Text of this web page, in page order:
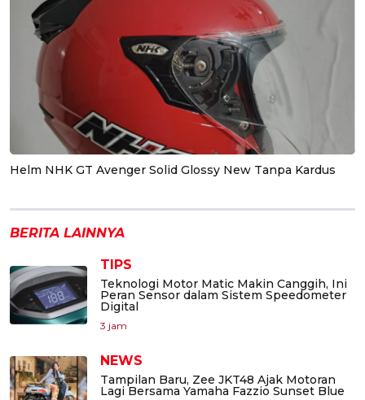
Helm NHK GT Avenger Solid Glossy New Tanpa Kardus
BERITA LAINNYA
TIPS
Teknologi Motor Matic Makin Canggih, Ini
Peran Sensor dalam Sistem Speedometer
Digital
3 jam
NEWS
Tampilan Baru, Zee JKT48 Ajak Motoran
Lagi Bersama Yamaha Fazzio Sunset Blue